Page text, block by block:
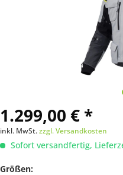
1.299,00 € *
inkl. MwSt.zzgl. Versandkosten
Sofort versandfertig,
Größen: